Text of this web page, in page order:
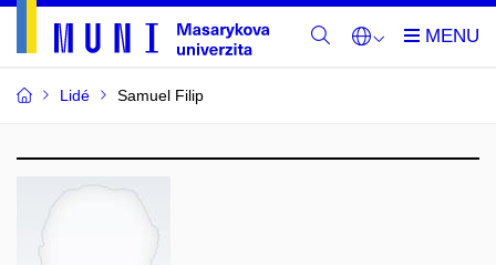
Lidé Samuel Filip